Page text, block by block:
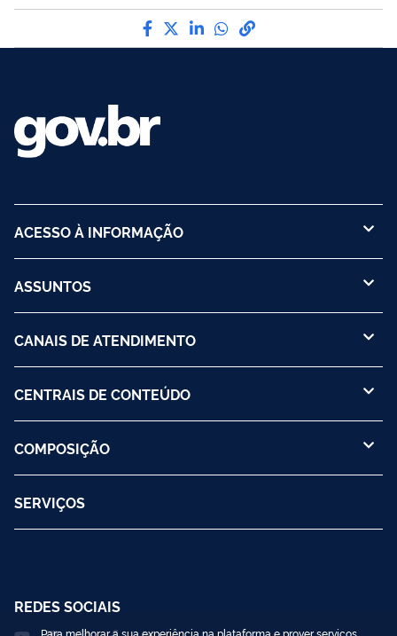
Compartilhe por Facebook
Compartilhe por Twitter
Compartilhe por
Compartilhe por
link para Copiar
ACESSO À INFORMAÇÃO
ASSUNTOS
CANAIS DE ATENDIMENTO
CENTRAIS DE CONTEÚDO
COMPOSIÇÃO
SERVIÇOS
REDES SOCIAIS
Para melhorar a sua experiência na plataforma e prover serviços